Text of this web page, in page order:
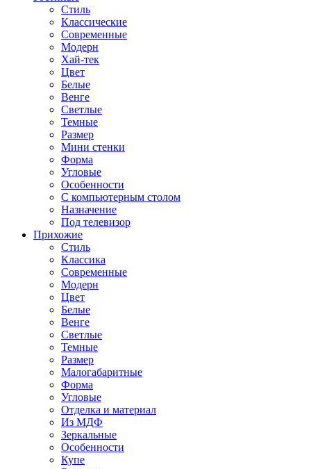
Стиль
Классические
Современные
Модерн
Хай-тек
Цвет
Белые
Венге
Светлые
Темные
Размер
Мини стенки
Форма
Угловые
Особенности
С компьютерным столом
Назначение
Под телевизор
Прихожие
Стиль
Классика
Современные
Модерн
Цвет
Белые
Венге
Светлые
Темные
Размер
Малогабаритные
Форма
Угловые
Отделка и материал
Из МДФ
Зеркальные
Особенности
Купе